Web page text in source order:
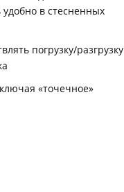
удобно в стесненных
погрузку/разгрузку
«точечное»